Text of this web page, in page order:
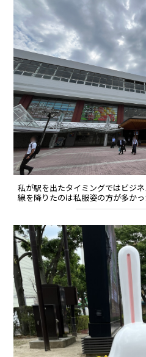
私が駅を出たタイミングではビジ
線を降りたのは私服姿の方が多か